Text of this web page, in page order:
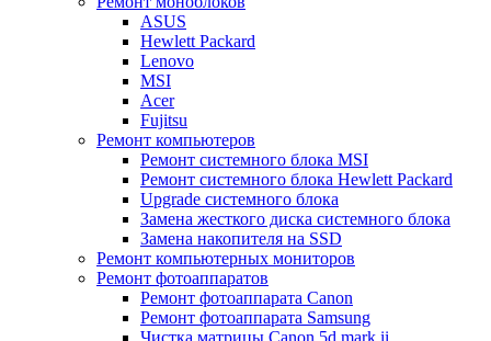
ASUS
Hewlett Packard
Lenovo
MSI
Acer
Fujitsu
Ремонт компьютеров
Ремонт системного блока MSI
Ремонт системного блока Hewlett Packard
Upgrade системного блока
Замена жесткого диска системного блока
Замена накопителя на SSD
Ремонт компьютерных мониторов
Ремонт фотоаппаратов
Ремонт фотоаппарата Canon
Ремонт фотоаппарата Samsung
Чистка матрицы Canon 5d mark ii